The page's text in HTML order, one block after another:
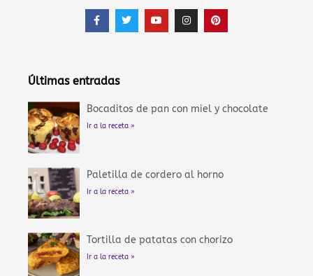
F
a
c
k
T
w
i
Y
o
u
I
n
s
P
i
n
Últimas entradas
Bocaditos de pan con miel y chocolate
Ir a la receta »
Paletilla de cordero al horno
Ir a la receta »
Tortilla de patatas con chorizo
Ir a la receta »